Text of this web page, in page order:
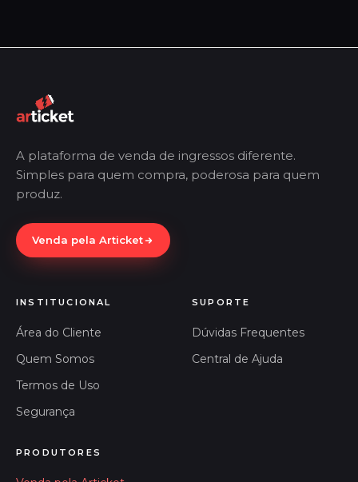
A plataforma de venda de ingressos diferente.
Simples para quem compra, poderosa para quem
produz.
Venda pela Articket
INSTITUCIONAL
Área do Cliente
Quem Somos
Termos de Uso
Segurança
SUPORTE
Dúvidas Frequentes
Central de Ajuda
PRODUTORES